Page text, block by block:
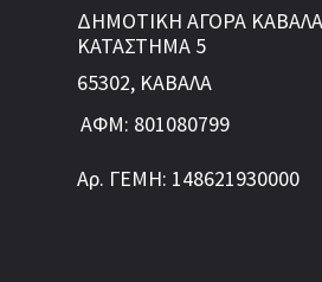
ΔΗΜΟΤΙΚΗ ΑΓΟΡΑ
ΚΑΤΑΣΤΗΜΑ 5
65302, ΚΑΒΑΛΑ
ΑΦΜ: 801080799
Αρ. ΓΕΜΗ: 148621930000